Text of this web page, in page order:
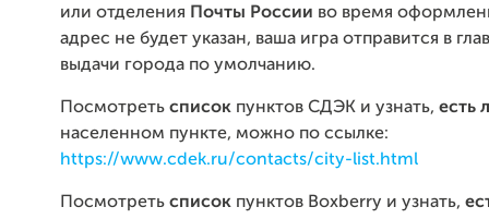
или отделения Почты России во время
адрес не будет указан, ваша игра отправится в
выдачи города по умолчанию.
Посмотреть список пунктов СДЭК и узнать, есть
населенном пункте, можно по ссылке:
https://www.cdek.ru/contacts/city-list.html
Посмотреть список пунктов Boxberry и узнать,